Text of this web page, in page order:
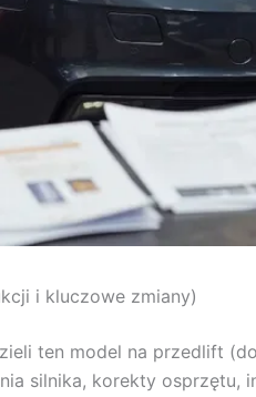
i kluczowe zmiany)
ten model na przedlift
silnika, korekty osprzętu,